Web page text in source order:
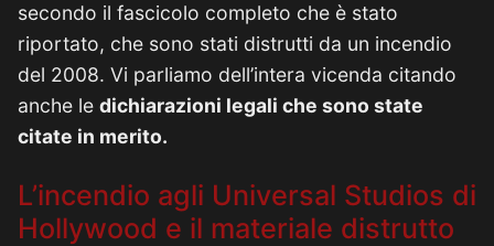
secondo il fascicolo completo che è stato
riportato, che sono stati distrutti da un incendio
del 2008. Vi parliamo dell’intera vicenda citando
anche le dichiarazioni legali che sono state
citate in merito.
L’incendio agli Universal Studios di
Hollywood e il materiale distrutto